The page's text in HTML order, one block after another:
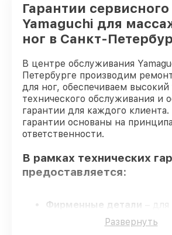
Гарантии
Yamaguchi для
ног в Санкт-
В центре обслуживания
Петербурге производим
для ног, обеспечиваем высокий
технического обслуживания и
гарантии для каждого
гарантии основаны на
ответственности.
В рамках технических
предоставляется:
Фирменные детали –
починки массажеров для
применяются только
Развернуть